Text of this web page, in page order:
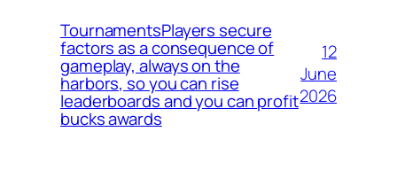
TournamentsPlayers secure
factors as a consequence of
gameplay, always on the
harbors, so you can rise
leaderboards and you can profit
bucks awards
12
June
2026